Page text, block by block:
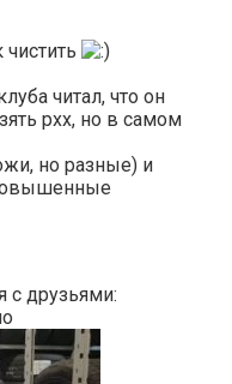
чистить
читал, что он
рхх, но в самом
но разные) и
с друзьями: